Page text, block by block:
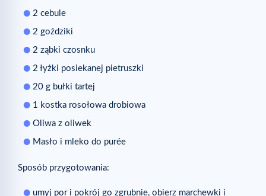
2 cebule
2 goździki
2 ząbki czosnku
2 łyżki posiekanej pietruszki
20 g bułki tartej
1 kostka rosołowa drobiowa
Oliwa z oliwek
Masło i mleko do purée
Sposób przygotowania:
umyj por i pokrój go zgrubnie, obierz marchewki i